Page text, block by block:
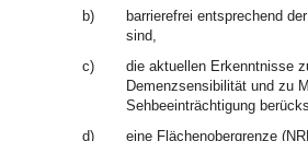
b)
barrierefrei entsprechend
sind,
c)
die aktuellen Erkenntnisse
Demenzsensibilität und zu
Sehbeeinträchtigung
d)
eine Flächenobergrenze